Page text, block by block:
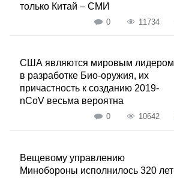
только Китай – СМИ
0 11734
США являются мировым лидером
в разработке Био-оружия, их
причастность к созданию 2019-
nCoV весьма вероятна
0 10642
Вещевому управлению
Минобороны исполнилось 320 лет